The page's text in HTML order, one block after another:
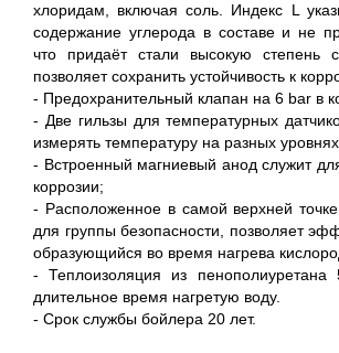
хлоридам, включая соль. Индекс L
содержание углерода в составе и не
что придаёт стали высокую степень
позволяет сохранить устойчивость к
- Предохранительный клапан на 6 bar в
- Две гильзы для температурных
измерять температуру на разных
- Встроенный магниевый анод служит
коррозии;
- Расположенное в самой верхней точке
для группы безопасности, позволяет
образующийся во время нагрева
- Теплоизоляция из пенополиуретана
длительное время нагретую воду.
- Срок службы бойлера 20 лет.